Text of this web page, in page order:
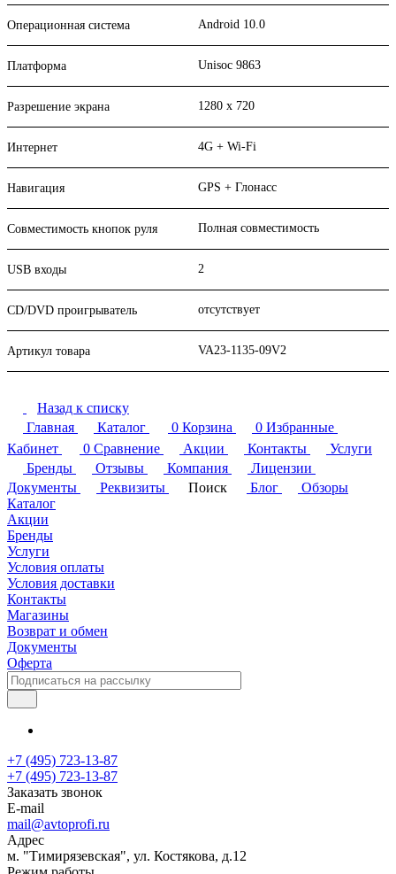
Операционная система Android 10.0
Платформа Unisoc 9863
Разрешение экрана 1280 x 720
Интернет 4G + Wi-Fi
Навигация GPS + Глонасс
Совместимость кнопок руля Полная совместимость
USB входы 2
CD/DVD проигрыватель отсутствует
Артикул товара VA23-1135-09V2
Назад к списку
Главная
Каталог 0 Корзина 0 Избранные
Кабинет
0 Сравнение Акции Контакты
Услуги
Бренды
Отзывы Компания
Лицензии
Документы
Реквизиты Поиск Блог
Обзоры
Каталог
Акции
Бренды
Услуги
Условия оплаты
Условия доставки
Контакты
Магазины
Возврат и обмен
Документы
Оферта
+7 (495) 723-13-87
+7 (495) 723-13-87
Заказать звонок
E-mail
mail@avtoprofi.ru
Адрес
м. "Тимирязевская", ул. Костякова, д.12